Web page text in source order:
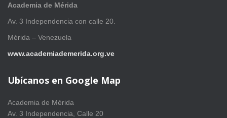
Academia de Mérida
Av. 3 Independencia con calle 20.
Mérida – Venezuela
www.academiademerida.org.ve
Ubícanos en Google Map
Academia de Mérida
Av. 3 Independencia, Calle 20